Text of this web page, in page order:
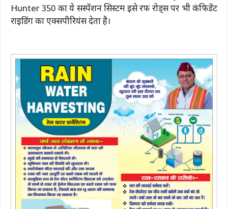
Hunter 350 का ये सस्पेंशन सिस्टम इसे रफ रोड्स पर भी कंफिडेंट
राइडिंग का एक्सपीरियंस देता है।